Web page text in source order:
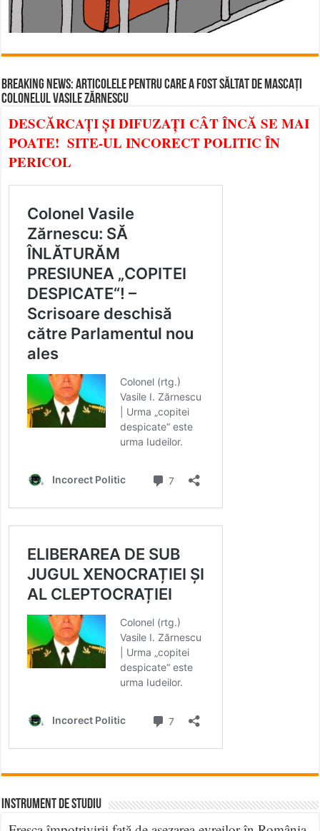
BREAKING NEWS: ARTICOLELE PENTRU CARE A FOST SĂLTAT DE MASCAȚI
COLONELUL VASILE ZĂRNESCU
DESCĂRCAȚI ȘI DIFUZAȚI CÂT ÎNCĂ SE MAI
POATE! SITE-UL INCORECT POLITIC ÎN
PERICOL
INSTRUMENT DE STUDIU